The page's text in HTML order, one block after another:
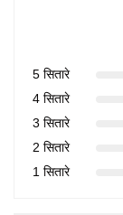
5 सितारे
4 सितारे
3 सितारे
2 सितारे
1 सितारे